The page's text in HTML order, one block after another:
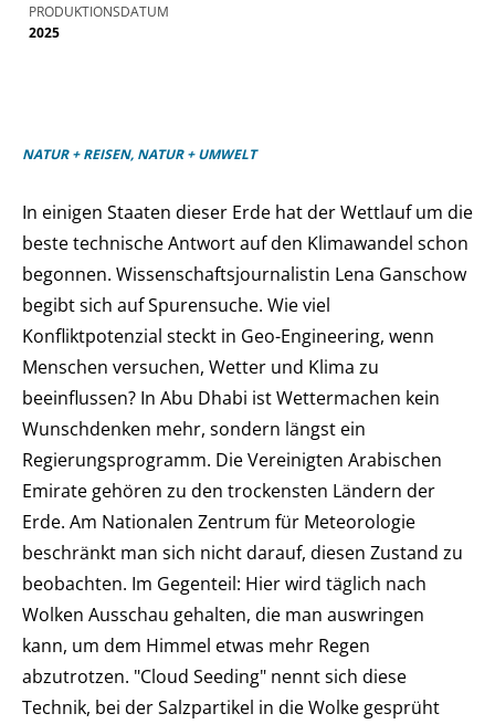
PRODUKTIONSDATUM
2025
NATUR + REISEN, NATUR + UMWELT
In einigen Staaten dieser Erde hat der Wettlauf um die
beste technische Antwort auf den Klimawandel schon
begonnen. Wissenschaftsjournalistin Lena Ganschow
begibt sich auf Spurensuche. Wie viel
Konfliktpotenzial steckt in Geo-Engineering, wenn
Menschen versuchen, Wetter und Klima zu
beeinflussen? In Abu Dhabi ist Wettermachen kein
Wunschdenken mehr, sondern längst ein
Regierungsprogramm. Die Vereinigten Arabischen
Emirate gehören zu den trockensten Ländern der
Erde. Am Nationalen Zentrum für Meteorologie
beschränkt man sich nicht darauf, diesen Zustand zu
beobachten. Im Gegenteil: Hier wird täglich nach
Wolken Ausschau gehalten, die man auswringen
kann, um dem Himmel etwas mehr Regen
abzutrotzen. "Cloud Seeding" nennt sich diese
Technik, bei der Salzpartikel in die Wolke gesprüht